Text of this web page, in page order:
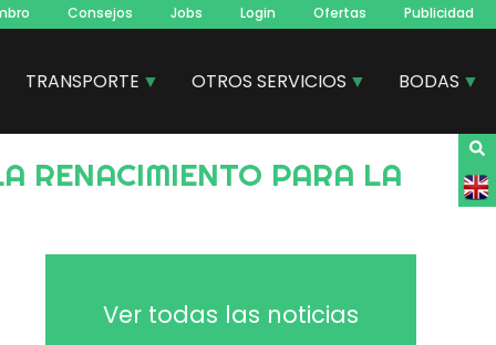
Consejos Jobs Login Ofertas Publicidad
TRANSPORTE OTROS SERVICIOS BODAS
Ver todas las noticias